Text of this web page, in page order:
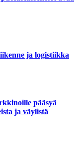
ja logistiikka
pääsyä
ja väylistä